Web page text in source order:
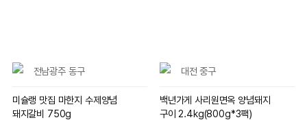
전남광주 동구
미슐랭 맛집 마한지 수제양념
돼지갈비 750g
대전 중구
백년가게 사리원면옥 양념돼지
구이 2.4kg(800g*3팩)